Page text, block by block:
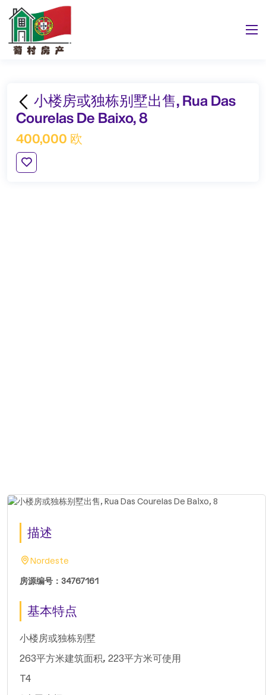
小楼房或独栋别墅出售, Rua Das
Courelas De Baixo, 8
400,000 欧
描述
Nordeste
房源编号：34767161
基本特点
小楼房或独栋别墅
263平方米建筑面积, 223平方米可使用
T4